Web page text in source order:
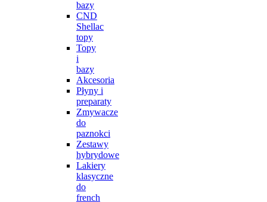
bazy
CND
Shellac
topy
Topy
i
bazy
Akcesoria
Płyny i
preparaty
Zmywacze
do
paznokci
Zestawy
hybrydowe
Lakiery
klasyczne
do
french